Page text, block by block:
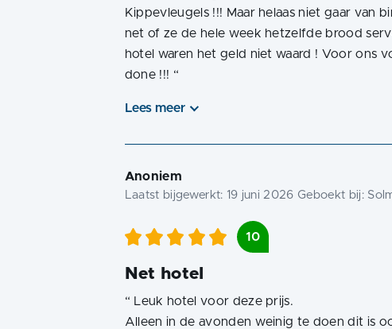
Kippevleugels !!! Maar helaas niet gaar van
net of ze de hele week hetzelfde brood
hotel waren het geld niet waard ! Voor ons
done !!! “
Lees meer
Anoniem
Laatst bijgewerkt: 19 juni 2026 Geboekt bij:
10
Net hotel
“ Leuk hotel voor deze prijs.
Alleen in de avonden weinig te doen dit is